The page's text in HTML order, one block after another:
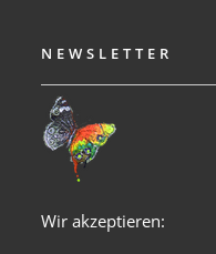
NEWSLETTER
Wir akzeptieren: